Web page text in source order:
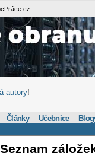
autory!
Články Učebnice
Seznam